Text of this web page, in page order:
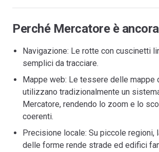
Perché Mercatore è
Navigazione: Le rotte con cuscinetti
semplici da tracciare.
Mappe web: Le tessere delle mappe
utilizzano tradizionalmente un
Mercatore, rendendo lo zoom e lo
coerenti.
Precisione locale: Su piccole regioni,
delle forme rende strade ed edifici